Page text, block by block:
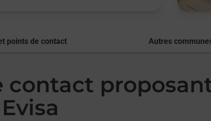
points de contact Autres
contact